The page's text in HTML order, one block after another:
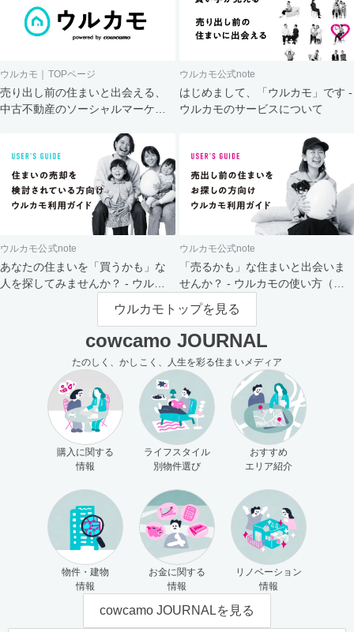
ウルカモ｜TOPページ
売り出し前の住まいと出会える、
中古不動産のソーシャルマーケッ
ウルカモ公式note
はじめまして、「ウルカモ」です -
ウルカモのサービスについて
ウルカモ公式note
あなたの住まいを「買うかも」な
人を探してみませんか？ - ウルカ
ウルカモ公式note
「売るかも」な住まいと出会いま
せんか？ - ウルカモの使い方（買
主さま向け）
ウルカモトップを見る
cowcamo JOURNAL
たのしく、かしこく、人生を彩る住まいメディア
購入に関する
情報
ライフスタイル
別物件選び
おすすめ
エリア紹介
物件・建物
情報
お金に関する
情報
リノベーション
情報
cowcamo JOURNALを見る